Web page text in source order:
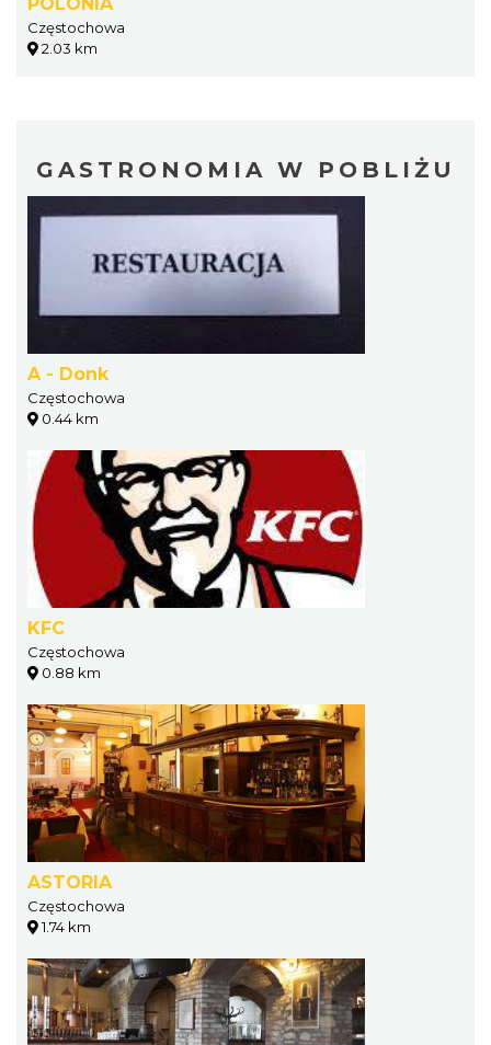
Częstochowa
2.03 km
GASTRONOMIA W POBLIŻU
A - Donk
Częstochowa
0.44 km
KFC
Częstochowa
0.88 km
ASTORIA
Częstochowa
1.74 km